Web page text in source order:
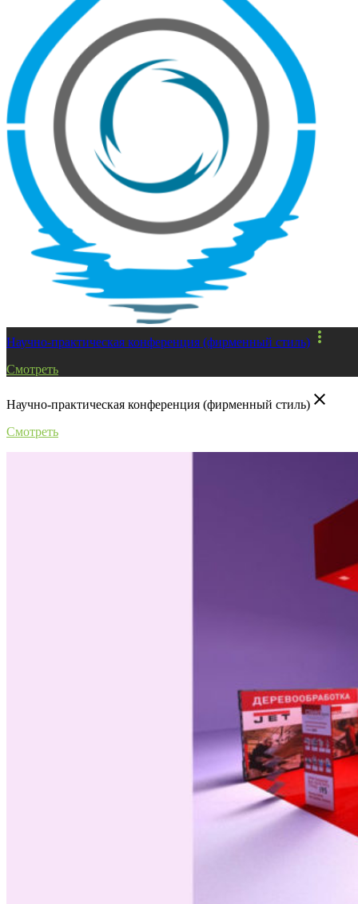
Научно-практическая конференция (фирменный стиль) more_vert
Смотреть
Научно-практическая конференция (фирменный стиль) close
Смотреть